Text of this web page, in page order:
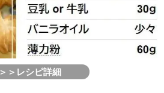
＞＞レシピ詳細